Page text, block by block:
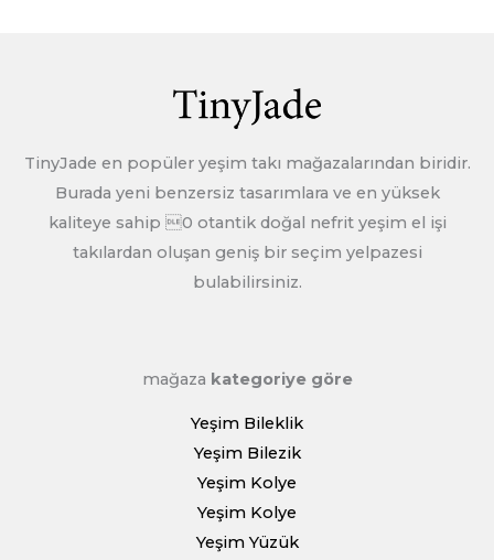
resimleri müşteri hizmetlerine gönderin. Kalite sorunu
öğesinin sorumluluğunu üstleneceğiz.
Daha fazla iade ve geri ödeme, lütfen kontrol edin >>>
İade politikasi
TinyJade en popüler yeşim takı mağazalarından biridir.
Burada yeni benzersiz tasarımlara ve en yüksek
kaliteye sahip 0 otantik doğal nefrit yeşim el işi
takılardan oluşan geniş bir seçim yelpazesi
bulabilirsiniz.
mağaza kategoriye göre
Yeşim Bileklik
Yeşim Bilezik
Yeşim Kolye
Yeşim Kolye
Yeşim Yüzük